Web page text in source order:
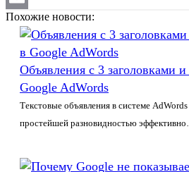
Email
Похожие новости:
Объявления с 3 заголовками и
Google AdWords
Текстовые объявления в системе
простейшей разновидностью